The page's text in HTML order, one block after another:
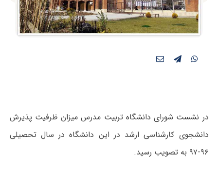
در نشست شورای دانشگاه تربیت مدرس میزان ظرفیت پذیرش
دانشجوی کارشناسی ارشد در این دانشگاه در سال تحصیلی
۹۶-۹۷ به تصویب رسید.